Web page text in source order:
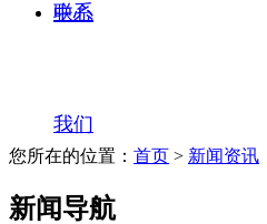
中心
联系
我们
您所在的位置： 首页 > 新闻资讯
新闻导航